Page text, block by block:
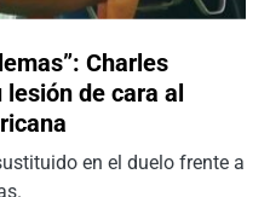
Charles
de cara al
en el duelo frente a